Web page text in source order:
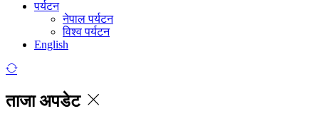
पर्यटन
नेपाल पर्यटन
विश्व पर्यटन
English
ताजा अपडेट